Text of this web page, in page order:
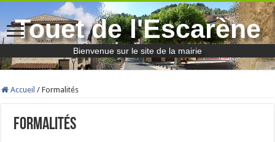
Touet de l'Escarène
Bienvenue sur le site de la mairie
Accueil / Formalités
Formalités